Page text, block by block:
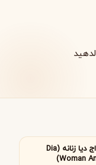
عطر آمواج دیا زنانه (Dia
Woman